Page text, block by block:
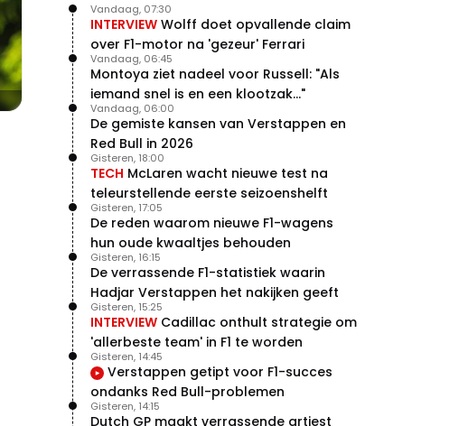
INTERVIEW Wolff doet opvallende claim
over F1-motor na 'gezeur' Ferrari
Vandaag, 07:30
Montoya ziet nadeel voor Russell: "Als
iemand snel is en een klootzak..."
Vandaag, 06:45
De gemiste kansen van Verstappen en
Red Bull in 2026
Vandaag, 06:00
TECH McLaren wacht nieuwe test na
teleurstellende eerste seizoenshelft
Gisteren, 18:00
De reden waarom nieuwe F1-wagens
hun oude kwaaltjes behouden
Gisteren, 17:05
De verrassende F1-statistiek waarin
Hadjar Verstappen het nakijken geeft
Gisteren, 16:15
INTERVIEW Cadillac onthult strategie om
'allerbeste team' in F1 te worden
Gisteren, 15:25
Verstappen getipt voor F1-succes
ondanks Red Bull-problemen
Gisteren, 14:45
Dutch GP maakt verrassende artiest
Gisteren, 14:15